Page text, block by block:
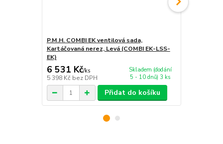
P.M.H. COMBI EK ventilová sada,
Kartáčovaná nerez, Levá (COMBI EK-LSS-
EK)
6 531 Kč/ks
5 398 Kč bez DPH
Skladem (dodání
5 - 10 dnů) 3 ks
Přidat do košíku